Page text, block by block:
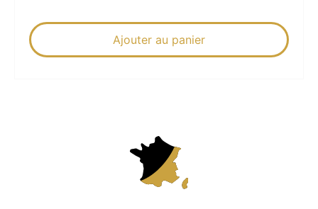
Ajouter au panier